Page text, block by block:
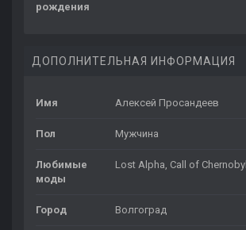
рождения
ДОПОЛНИТЕЛЬНАЯ ИНФОРМАЦИЯ
Имя Алексей Просандеев
Пол Мужчина
Любимые
моды
Lost Alpha, Call of Chernobyl
Город Волгоград